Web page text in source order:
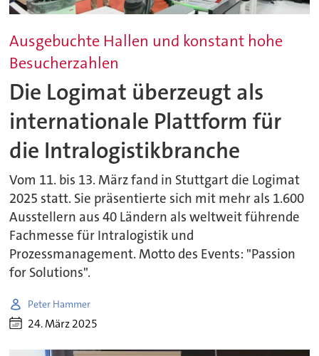
Ausgebuchte Hallen und konstant hohe
Besucherzahlen
Die Logimat überzeugt als
internationale Plattform für
die Intralogistikbranche
Vom 11. bis 13. März fand in Stuttgart die Logimat
2025 statt. Sie präsentierte sich mit mehr als 1.600
Ausstellern aus 40 Ländern als weltweit führende
Fachmesse für Intralogistik und
Prozessmanagement. Motto des Events: "Passion
for Solutions".
Peter Hammer
24. März 2025